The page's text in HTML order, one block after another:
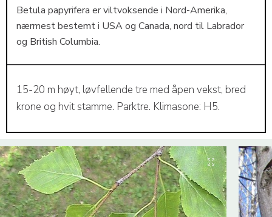
Betula papyrifera er viltvoksende i Nord-Amerika,
nærmest bestemt i USA og Canada, nord til Labrador
og British Columbia.
15-20 m høyt, løvfellende tre med åpen vekst, bred
krone og hvit stamme. Parktre. Klimasone: H5.